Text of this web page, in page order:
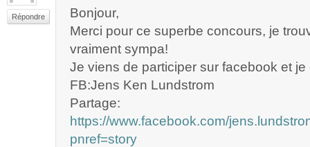
Répondre
Bonjour,
Merci pour ce superbe concours, je
vraiment sympa!
Je viens de participer sur facebook et
FB:Jens Ken Lundstrom
Partage:
https://www.facebook.com/
pnref=story